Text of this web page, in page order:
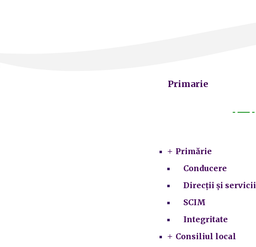
Primarie
Primărie
Conducere
Direcții și servicii
SCIM
Integritate
Consiliul local